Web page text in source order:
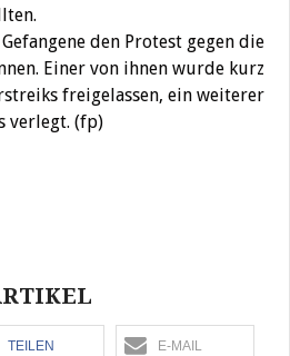
den Protest gegen die
Einer von ihnen wurde kurz
freigelassen, ein weiterer
verlegt. (fp)
TEILEN E-MAIL